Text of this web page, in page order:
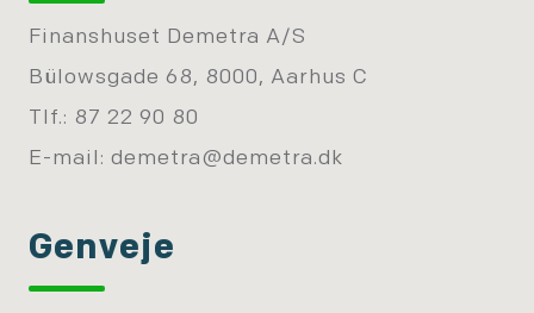
Finanshuset Demetra A/S
Bülowsgade 68, 8000, Aarhus C
Tlf.: 87 22 90 80
E-mail: demetra@demetra.dk
Genveje